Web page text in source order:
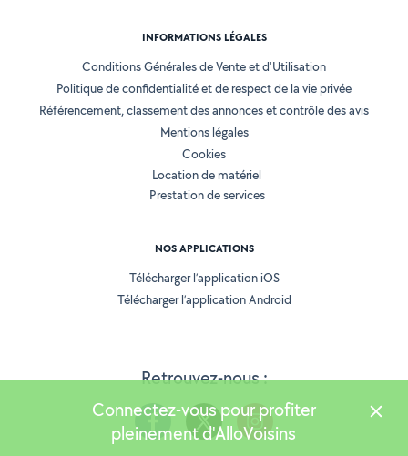
Retrouvez-nous :
INFORMATIONS LÉGALES
Conditions Générales de Vente et d'Utilisation
Politique de confidentialité et de respect de la vie privée
Référencement, classement des annonces et contrôle des avis
Mentions légales
Cookies
Location de matériel
Prestation de services
NOS APPLICATIONS
Télécharger l’application iOS
Télécharger l’application Android
Connectez-vous pour profiter
pleinement d'AlloVoisins